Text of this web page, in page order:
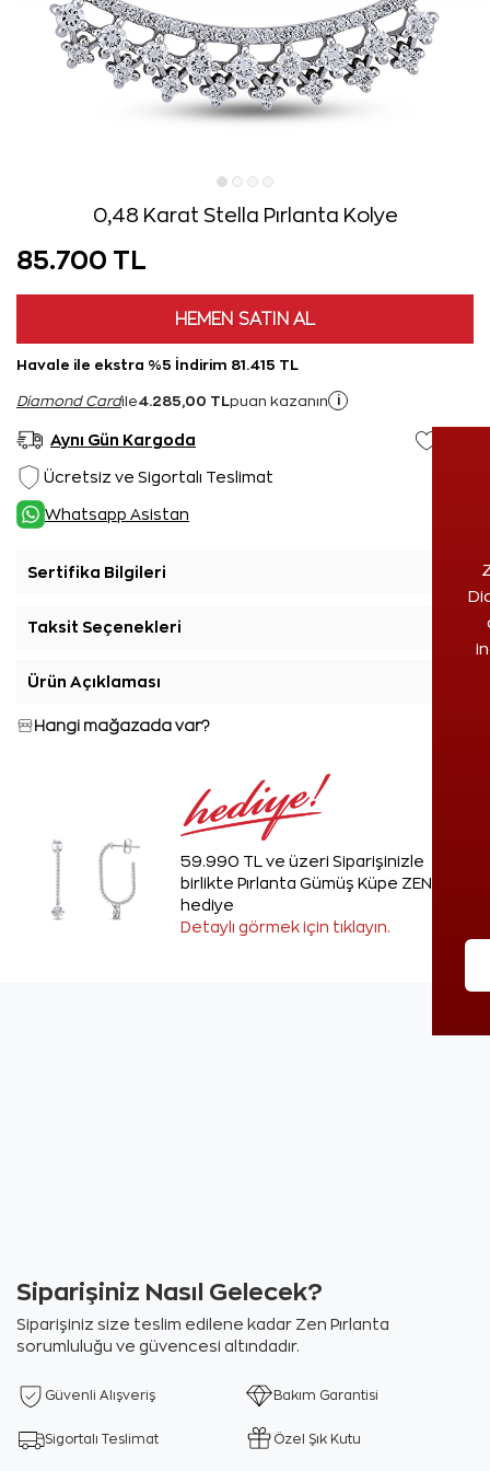
0,48 Karat Stella Pırlanta Kolye
85.700 TL
HEMEN SATIN AL
Havale ile ekstra %5 İndirim 81.415 TL
Diamond Cardile4.285,00 TL puan kazanın i
Aynı Gün Kargoda
Ücretsiz ve Sigortalı Teslimat
Whatsapp Asistan
Sertifika Bilgileri
Taksit Seçenekleri
Ürün Açıklaması
Hangi mağazada var?
59.990 TL ve üzeri Siparişinizle
birlikte Pırlanta Gümüş Küpe ZEN'den
hediye
Detaylı görmek için tıklayın.
Siparişiniz Nasıl Gelecek?
Siparişiniz size teslim edilene kadar Zen Pırlanta
sorumluluğu ve güvencesi altındadır.
Güvenli Alışveriş Bakım Garantisi
Sigortalı Teslimat Özel Şık Kutu